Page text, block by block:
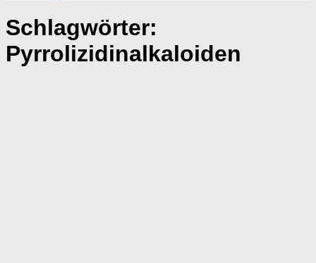
Schlagwörter:
Pyrrolizidinalkaloiden